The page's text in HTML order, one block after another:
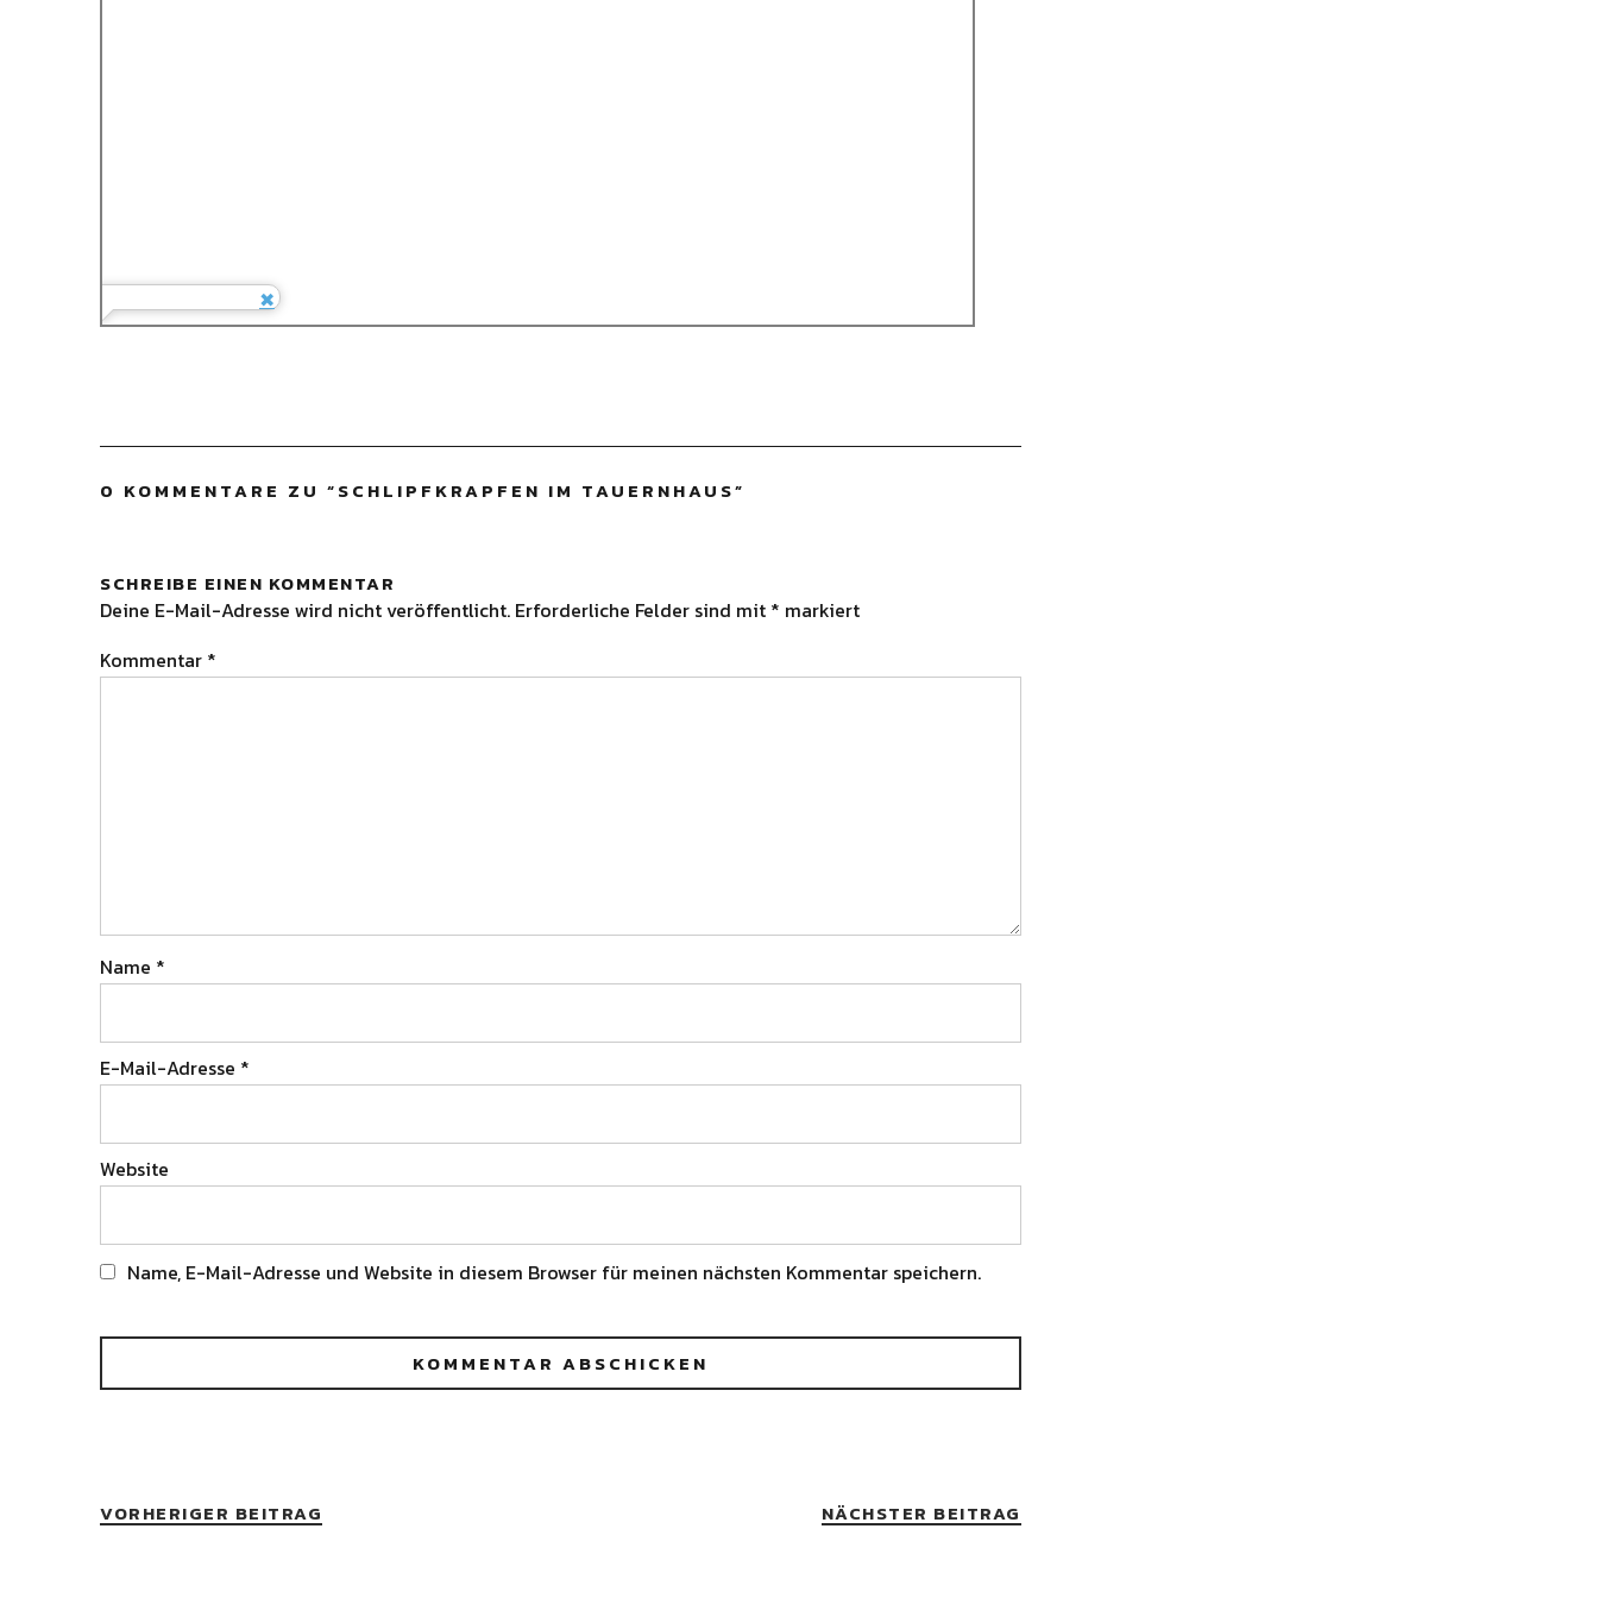
0 KOMMENTARE ZU “SCHLIPFKRAPFEN IM TAUERNHAUS”
SCHREIBE EINEN KOMMENTAR
Deine E-Mail-Adresse wird nicht veröffentlicht. Erforderliche Felder sind mit * markiert
Kommentar *
Name *
E-Mail-Adresse *
Website
Name, E-Mail-Adresse und Website in diesem Browser für meinen nächsten Kommentar speichern.
VORHERIGER BEITRAG NÄCHSTER BEITRAG